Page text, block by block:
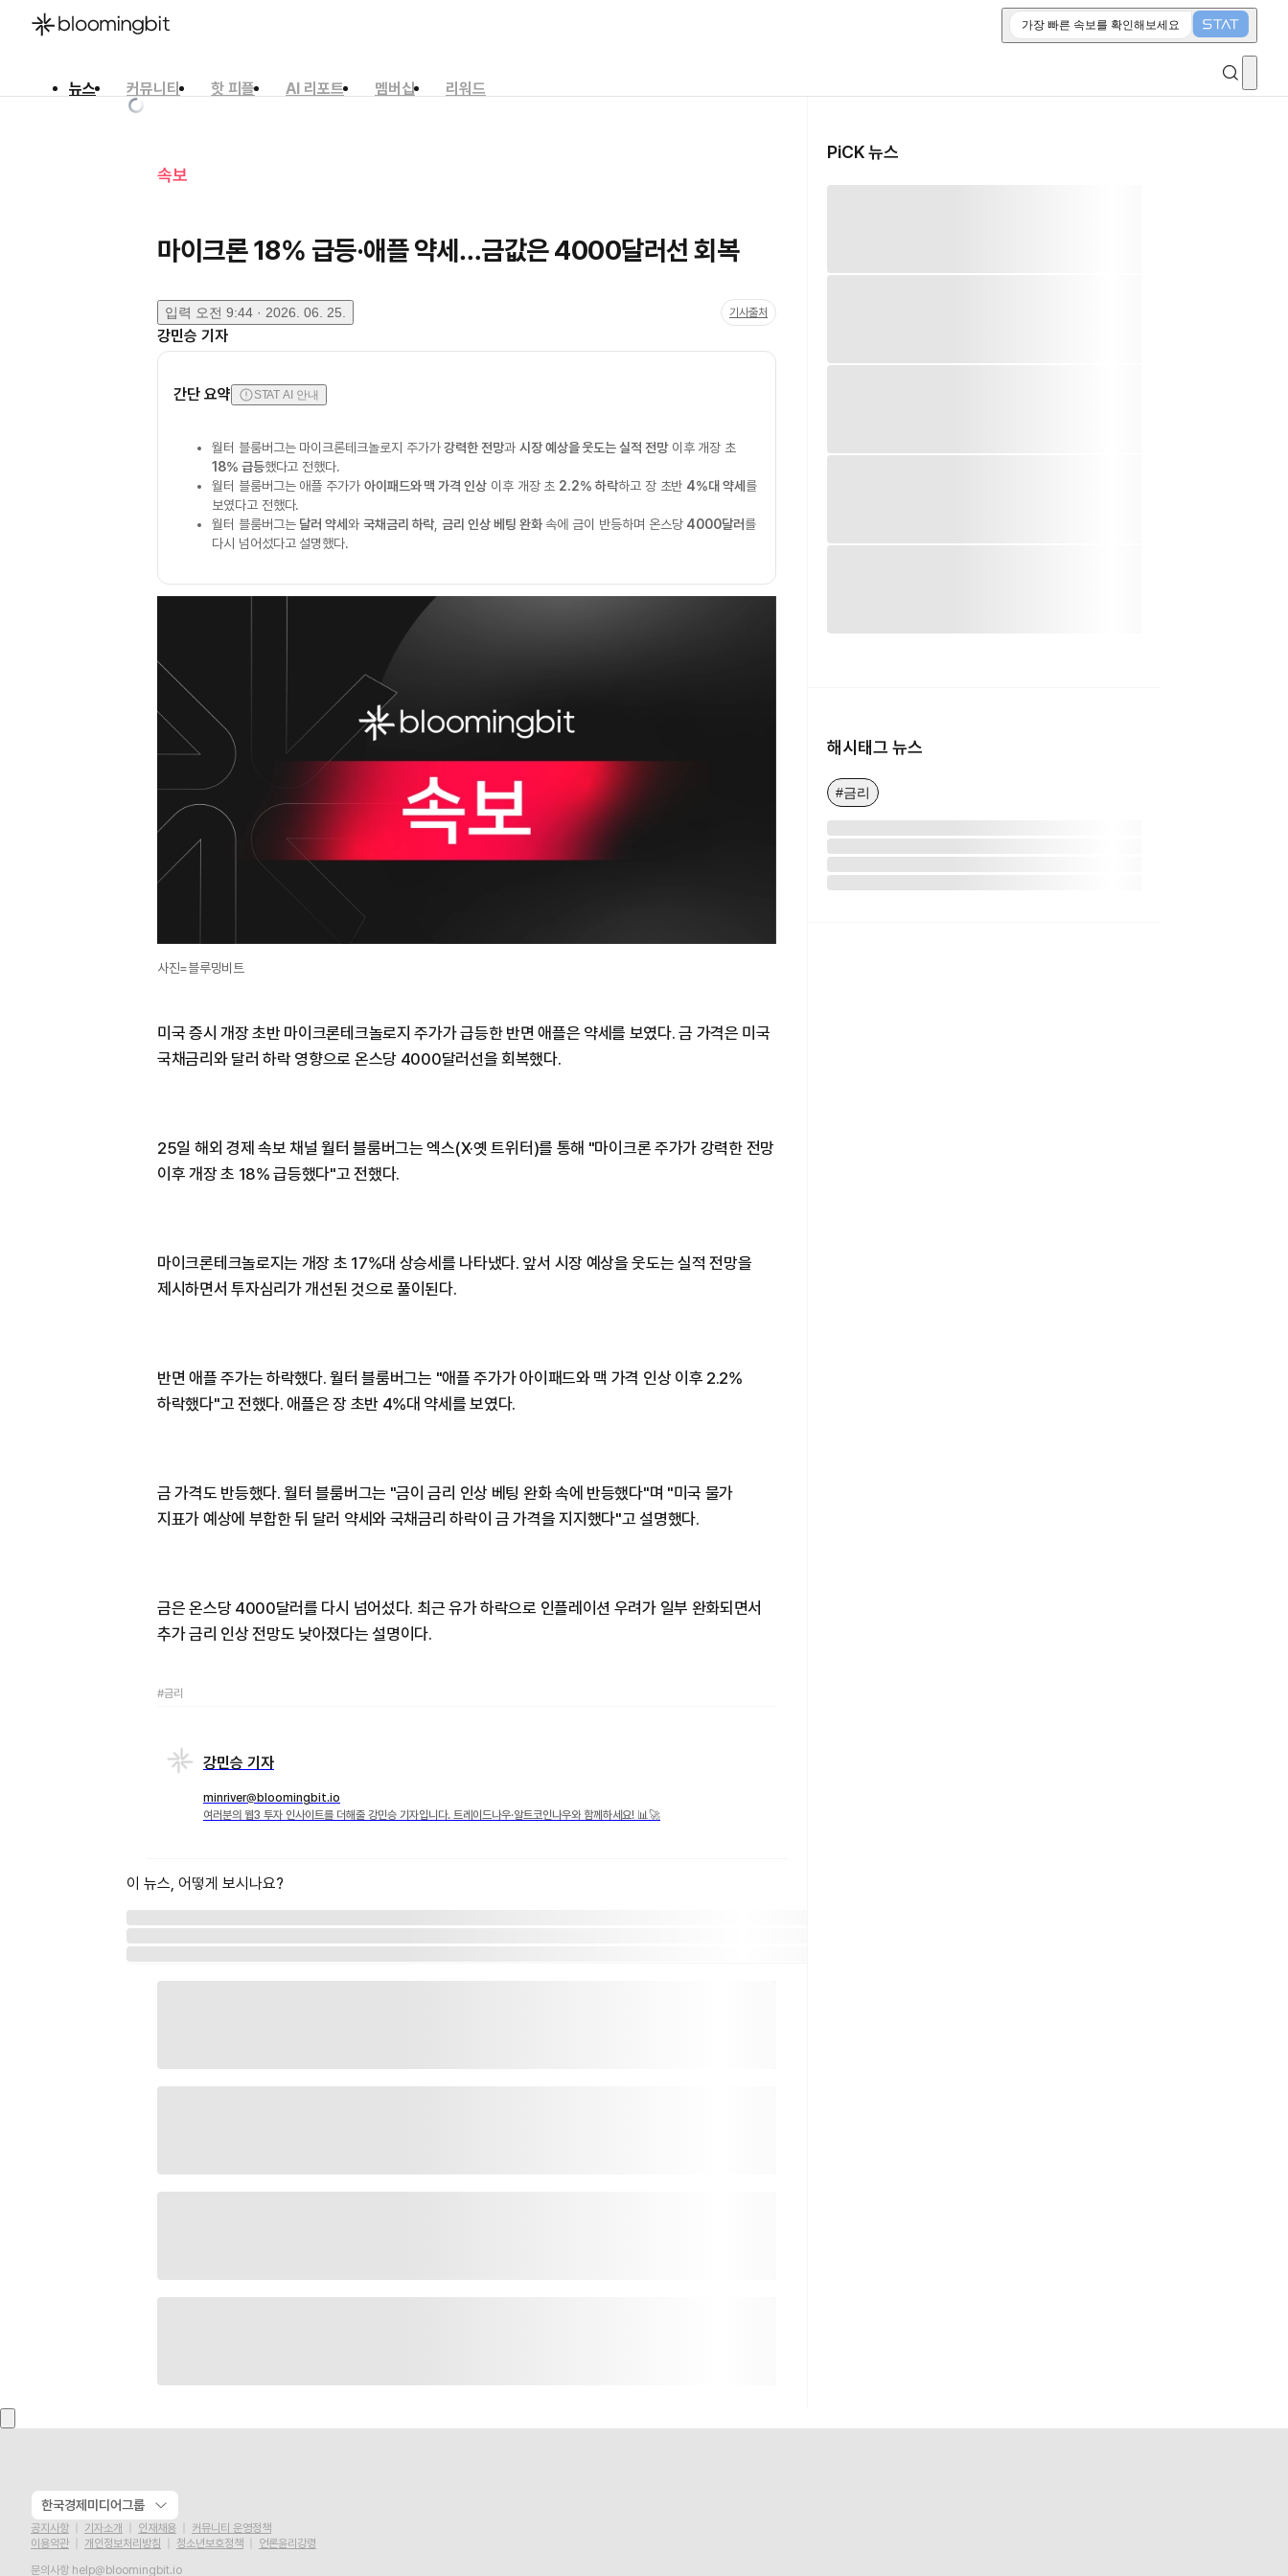
가장 빠른 속보를 확인해보세요
뉴스 커뮤니티 핫 피플 AI 리포트 멤버십
리워드
속보
마이크론 18% 급등·애플 약세…금값은 4000달러선 회복
입력 오전 9:44 · 2026. 06. 25. 기사출처
강민승 기자
간단 요약 STAT AI 안내
월터 블룸버그는 마이크론테크놀로지 주가가강력한 전망과 시장 예상을 웃도는 실적 전망이후 개장 초
18% 급등했다고 전했다.
월터 블룸버그는 애플 주가가 아이패드와 맥 가격 인상이후 개장 초 2.2% 하락하고 장 초반 4%대 약세 를
보였다고 전했다.
월터 블룸버그는 달러 약세와 국채금리 하락,금리 인상 베팅 완화속에 금이 반등하며 온스당 4000달러를
다시 넘어섰다고 설명했다.
사진=블루밍비트
미국 증시 개장 초반 마이크론테크놀로지 주가가 급등한 반면 애플은 약세를 보였다. 금 가격은 미국
국채금리와 달러 하락 영향으로 온스당 4000달러선을 회복했다.
25일 해외 경제 속보 채널 월터 블룸버그는 엑스(X·옛 트위터)를 통해 "마이크론 주가가 강력한 전망
이후 개장 초 18% 급등했다"고 전했다.
마이크론테크놀로지는 개장 초 17%대 상승세를 나타냈다. 앞서 시장 예상을 웃도는 실적 전망을
제시하면서 투자심리가 개선된 것으로 풀이된다.
반면 애플 주가는 하락했다. 월터 블룸버그는 "애플 주가가 아이패드와 맥 가격 인상 이후 2.2%
하락했다"고 전했다. 애플은 장 초반 4%대 약세를 보였다.
금 가격도 반등했다. 월터 블룸버그는 "금이 금리 인상 베팅 완화 속에 반등했다"며 "미국 물가
지표가 예상에 부합한 뒤 달러 약세와 국채금리 하락이 금 가격을 지지했다"고 설명했다.
금은 온스당 4000달러를 다시 넘어섰다. 최근 유가 하락으로 인플레이션 우려가 일부 완화되면서
추가 금리 인상 전망도 낮아졌다는 설명이다.
#금리
강민승 기자
minriver@bloomingbit.io
여러분의 웹3 투자 인사이트를 더해줄 강민승 기자입니다. 트레이드나우·알트코인나우와 함께하세요! 📊🚀
이 뉴스, 어떻게 보시나요?
PiCK 뉴스
해시태그 뉴스
#금리
한국경제미디어그룹
공지사항 기자소개 인재채용
커뮤니티 운영정책
이용약관
개인정보처리방침 청소년보호정책
언론윤리강령
문의사항 help@bloomingbit.io